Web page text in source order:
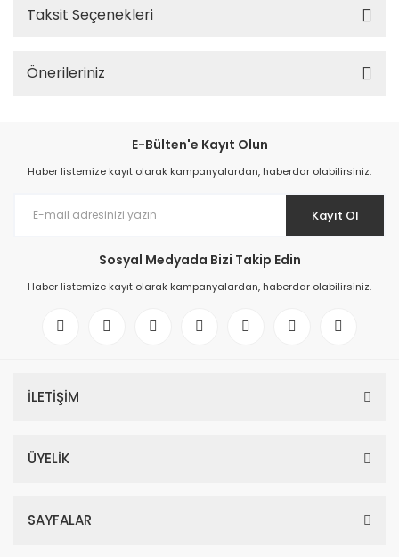
Taksit Seçenekleri
Önerileriniz
E-Bülten'e Kayıt Olun
Haber listemize kayıt olarak kampanyalardan, haberdar olabilirsiniz.
Kayıt Ol
Sosyal Medyada Bizi Takip Edin
Haber listemize kayıt olarak kampanyalardan, haberdar olabilirsiniz.
İLETİŞİM
ÜYELİK
SAYFALAR